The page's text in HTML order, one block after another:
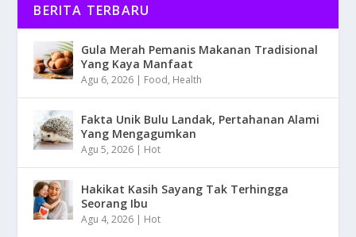
BERITA TERBARU
Gula Merah Pemanis Makanan Tradisional
Yang Kaya Manfaat
Agu 6, 2026 | Food, Health
Fakta Unik Bulu Landak, Pertahanan Alami
Yang Mengagumkan
Agu 5, 2026 | Hot
Hakikat Kasih Sayang Tak Terhingga
Seorang Ibu
Agu 4, 2026 | Hot